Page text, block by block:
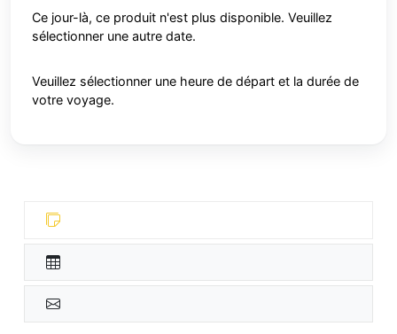
Ce jour-là, ce produit n'est plus disponible. Veuillez
sélectionner une autre date.
Veuillez sélectionner une heure de départ et la durée de
votre voyage.